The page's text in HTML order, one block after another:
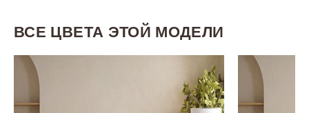
ВСЕ ЦВЕТА ЭТОЙ МОДЕЛИ